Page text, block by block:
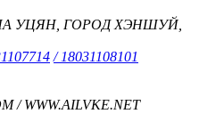
УЦЯН, ГОРОД ХЭНШУЙ,
/ 18031108101
/ WWW.AILVKE.NET